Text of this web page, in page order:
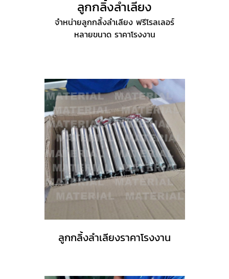
ลูกกลิ้งลำเลียง
จำหน่ายลูกกลิ้งลำเลียง ฟรีโรลเลอร์
หลายขนาด ราคาโรงงาน
ลูกกลิ้งลำเลียงราคาโรงงาน